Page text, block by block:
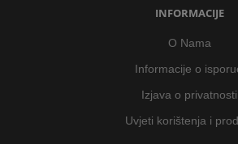
INFORMACIJE
O Nama
Informacije o
Izjava o privatnosti
Uvjeti korištenja i